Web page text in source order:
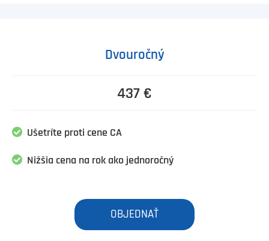
Dvouročný
437 €
Ušetríte proti cene CA
Nižšia cena na rok ako jednoročný
OBJEDNAŤ